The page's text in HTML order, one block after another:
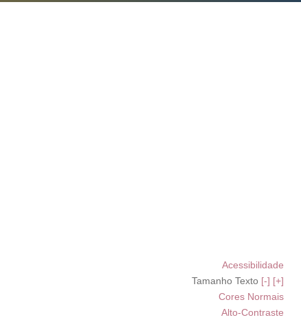
Acessibilidade
Tamanho Texto [-] [+]
Cores Normais
Alto-Contraste